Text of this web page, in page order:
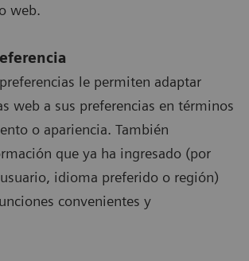
web.
le permiten adaptar
web a sus preferencias en términos
o apariencia. También
que ya ha ingresado (por
idioma preferido o región)
convenientes y